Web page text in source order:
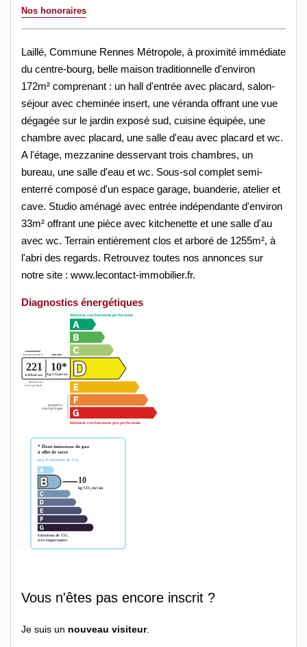
Nos honoraires
Laillé, Commune Rennes Métropole, à proximité immédiate
du centre-bourg, belle maison traditionnelle d'environ
172m² comprenant : un hall d'entrée avec placard, salon-
séjour avec cheminée insert, une véranda offrant une vue
dégagée sur le jardin exposé sud, cuisine équipée, une
chambre avec placard, une salle d'eau avec placard et wc.
A l'étage, mezzanine desservant trois chambres, un
bureau, une salle d'eau et wc. Sous-sol complet semi-
enterré composé d'un espace garage, buanderie, atelier et
cave. Studio aménagé avec entrée indépendante d'environ
33m² offrant une pièce avec kitchenette et une salle d'au
avec wc. Terrain entièrement clos et arboré de 1255m², à
l'abri des regards. Retrouvez toutes nos annonces sur
notre site : www.lecontact-immobilier.fr.
Diagnostics énergétiques
Vous n'êtes pas encore inscrit ?
Je suis un nouveau visiteur.